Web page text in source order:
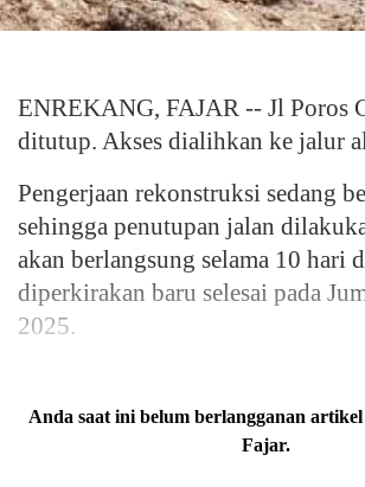
ENREKANG, FAJAR -- Jl Poros
ditutup. Akses dialihkan ke jalur
Pengerjaan rekonstruksi sedang
sehingga penutupan jalan
akan berlangsung selama 10 hari
diperkirakan baru selesai pada
2025.
Anda saat ini belum berlangganan
Fajar.